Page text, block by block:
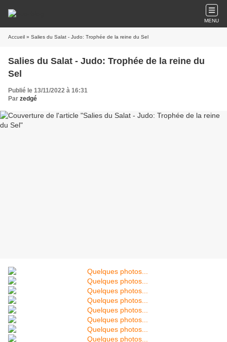
MENU
Accueil » Salies du Salat - Judo: Trophée de la reine du Sel
Salies du Salat - Judo: Trophée de la reine du
Sel
Publié le 13/11/2022 à 16:31
Par zedgé